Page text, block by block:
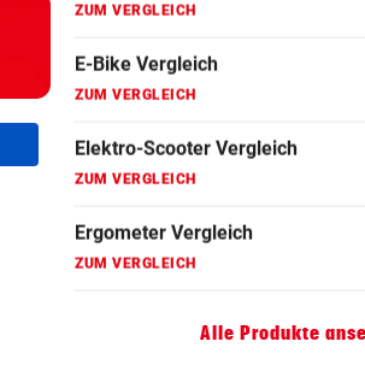
Faszienrolle Vergleich
Hoverboard Vergleich
Kinderfahrrad Vergleich
Alle Produkte